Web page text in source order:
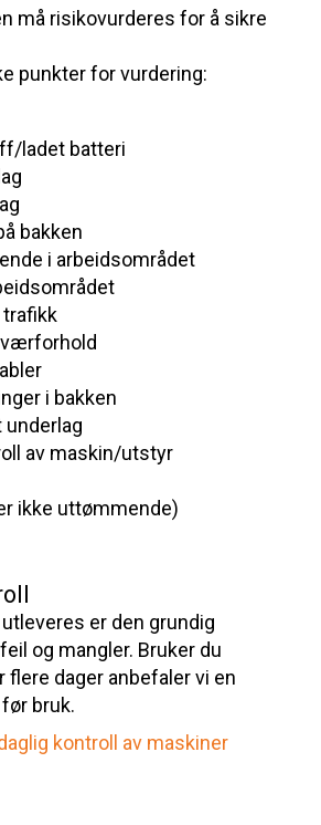
må risikovurderes for å sikre
punkter for vurdering:
ladet batteri
bakken
i arbeidsområdet
i bakken
av maskin/utstyr
ikke uttømmende)
er den grundig
og mangler. Bruker du
flere dager anbefaler vi en
bruk.
kontroll av maskiner